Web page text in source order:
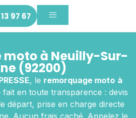
97 67
moto à Neuilly-Sur-
(92200)
, le remorquage moto à
fait en toute transparence : devis
départ, prise en charge directe